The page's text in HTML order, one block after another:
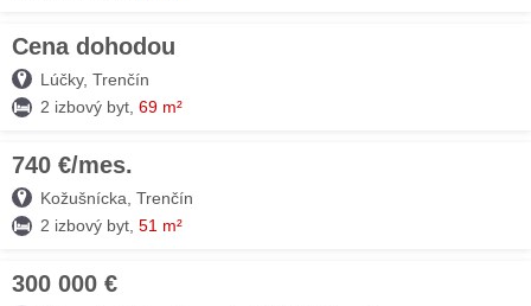
Cena dohodou
Lúčky, Trenčín
2 izbový byt, 69 m²
740 €/mes.
Kožušnícka, Trenčín
2 izbový byt, 51 m²
300 000 €